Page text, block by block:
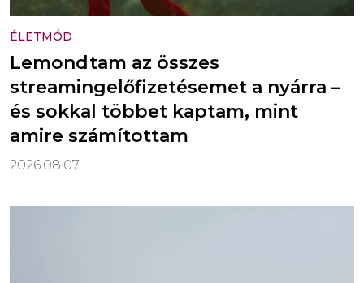
ÉLETMÓD
Lemondtam az összes
streamingelőfizetésemet a nyárra –
és sokkal többet kaptam, mint
amire számítottam
2026.08.07.